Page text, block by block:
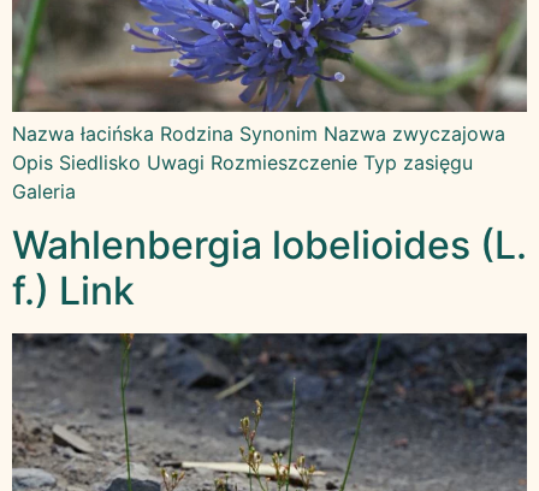
Nazwa łacińska Rodzina Synonim Nazwa zwyczajowa
Opis Siedlisko Uwagi Rozmieszczenie Typ zasięgu
Galeria
Wahlenbergia lobelioides (L.
f.) Link